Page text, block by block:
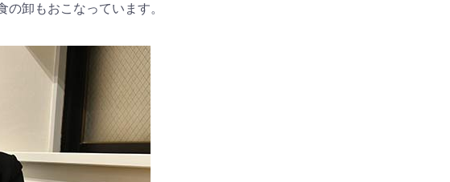
卸もおこなっています。